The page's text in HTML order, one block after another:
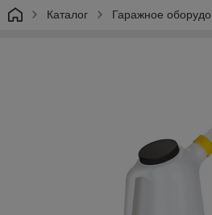
Каталог Гаражное